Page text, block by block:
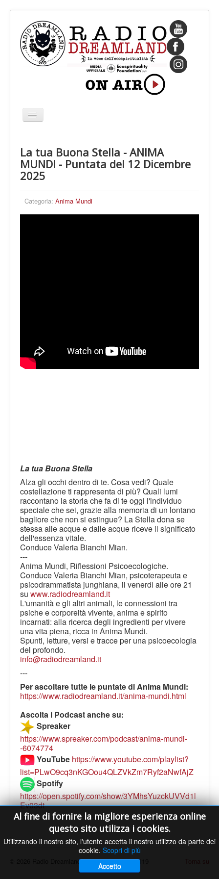
Cambia
navigazione
CHI SIAMO
IL FONDATORE
PALINSESTO
La tua Buona Stella - ANIMA
MUNDI - Puntata del 12 Dicembre
2025
Categoria: Anima Mundi
La tua Buona Stella
Alza gli occhi dentro di te. Cosa vedi? Quale
costellazione ti rappresenta di più? Quali lumi
raccontano la storia che fa di te oggi l'individuo
speciale che sei, grazie alla memoria di un lontano
bagliore che non si estingue? La Stella dona se
stessa alle acque e dalle acque riceve il significato
dell'essenza vitale.
Conduce Valeria Bianchi Mian.
---
Anima Mundi, Riflessioni Psicoecologiche.
Conduce Valeria Bianchi Mian, psicoterapeuta e
psicodrammatista junghiana, il venerdì alle ore 21
su www.radiodreamland.it
L'umanità e gli altri animali, le connessioni tra
psiche e corporeità vivente, anima e spirito
incarnati: alla ricerca degli ingredienti per vivere
una vita piena, ricca in Anima Mundi.
Spunti, letture, versi e tracce per una psicoecologia
del profondo.
info@radiodreamland.it
---
Per ascoltare tutte le puntate di Anima Mundi:
https://www.radiodreamland.it/anima-mundi.html
Ascolta i Podcast anche su:
Spreaker
https://www.spreaker.com/podcast/anima-mundi-
-6074774
YouTube https://www.youtube.com/playlist?
list=PLwO9cq3nKGOou4QLZVkZm7Ryf2aNwfAjZ
Spotify
https://open.spotify.com/show/3YMhsYuzckUVVd1l
Ev03dt
Al fine di fornire la migliore esperienza online
questo sito utilizza i cookies.
Utilizzando il nostro sito, l'utente accetta il nostro utilizzo da parte dei
cookie. Scopri di più
Accetto
© 2026 Radio Dreamland - Licenza SIAE n. 9119